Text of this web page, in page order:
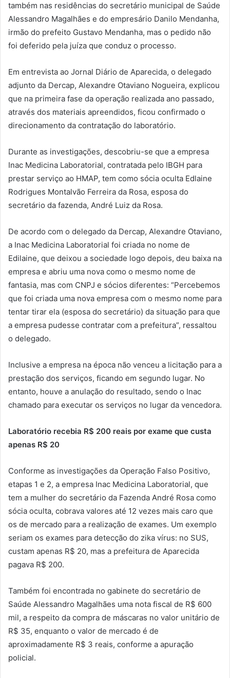
também nas residências do secretário municipal de Saúde
Alessandro Magalhães e do empresário Danilo Mendanha,
irmão do prefeito Gustavo Mendanha, mas o pedido não
foi deferido pela juíza que conduz o processo.
Em entrevista ao Jornal Diário de Aparecida, o delegado
adjunto da Dercap, Alexandre Otaviano Nogueira, explicou
que na primeira fase da operação realizada ano passado,
através dos materiais apreendidos, ficou confirmado o
direcionamento da contratação do laboratório.
Durante as investigações, descobriu-se que a empresa
Inac Medicina Laboratorial, contratada pelo IBGH para
prestar serviço ao HMAP, tem como sócia oculta Edlaine
Rodrigues Montalvão Ferreira da Rosa, esposa do
secretário da fazenda, André Luiz da Rosa.
De acordo com o delegado da Dercap, Alexandre Otaviano,
a Inac Medicina Laboratorial foi criada no nome de
Edilaine, que deixou a sociedade logo depois, deu baixa na
empresa e abriu uma nova como o mesmo nome de
fantasia, mas com CNPJ e sócios diferentes: “Percebemos
que foi criada uma nova empresa com o mesmo nome para
tentar tirar ela (esposa do secretário) da situação para que
a empresa pudesse contratar com a prefeitura”, ressaltou
o delegado.
Inclusive a empresa na época não venceu a licitação para a
prestação dos serviços, ficando em segundo lugar. No
entanto, houve a anulação do resultado, sendo o Inac
chamado para executar os serviços no lugar da vencedora.
Laboratório recebia R$ 200 reais por exame que custa
apenas R$ 20
Conforme as investigações da Operação Falso Positivo,
etapas 1 e 2, a empresa Inac Medicina Laboratorial, que
tem a mulher do secretário da Fazenda André Rosa como
sócia oculta, cobrava valores até 12 vezes mais caro que
os de mercado para a realização de exames. Um exemplo
seriam os exames para detecção do zika vírus: no SUS,
custam apenas R$ 20, mas a prefeitura de Aparecida
pagava R$ 200.
Também foi encontrada no gabinete do secretário de
Saúde Alessandro Magalhães uma nota fiscal de R$ 600
mil, a respeito da compra de máscaras no valor unitário de
R$ 35, enquanto o valor de mercado é de
aproximadamente R$ 3 reais, conforme a apuração
policial.